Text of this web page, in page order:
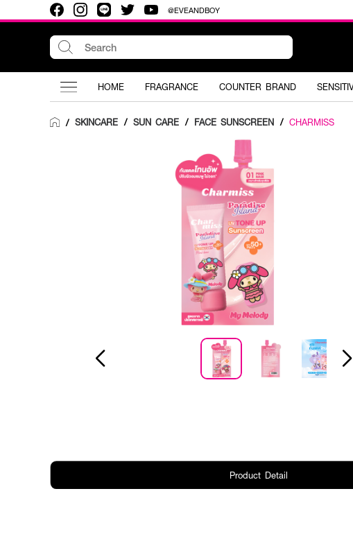
@EVEANDBOY
HOME FRAGRANCE COUNTER BRAND
/ SKINCARE / SUN CARE / FACE SUNSCREEN / CHARMISS
Product Detail